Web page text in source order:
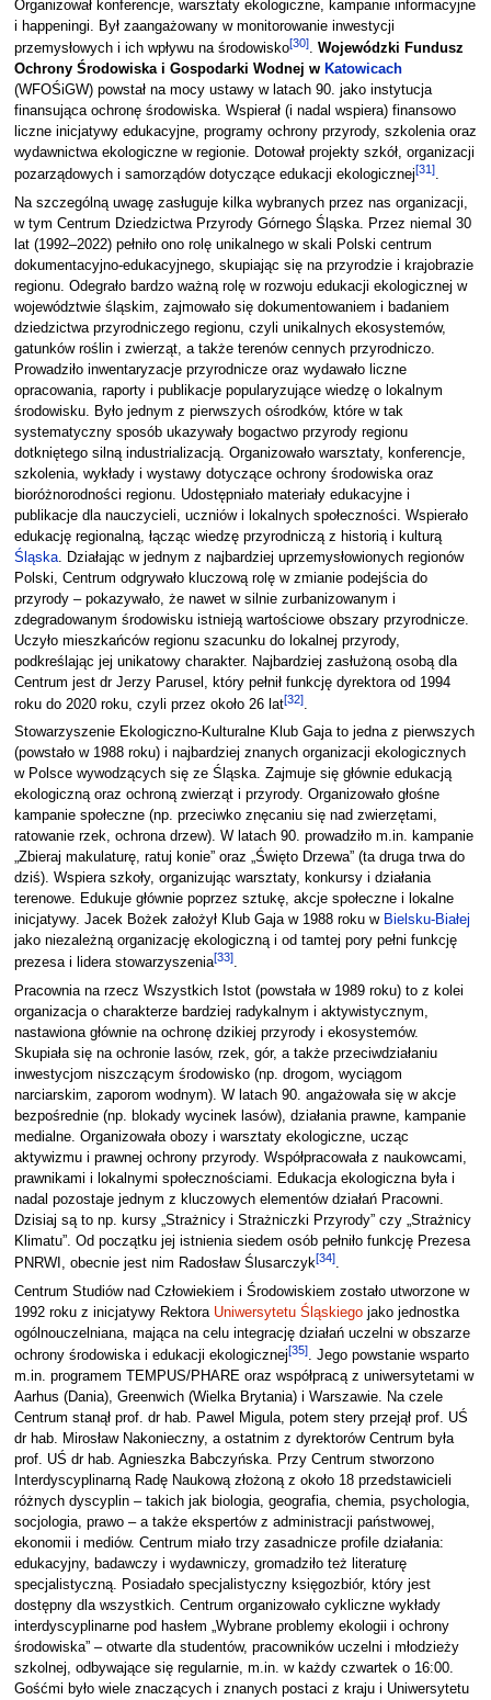
Organizował konferencje, warsztaty ekologiczne, kampanie informacyjne
i happeningi. Był zaangażowany w monitorowanie inwestycji
przemysłowych i ich wpływu na środowisko[30]. Wojewódzki Fundusz
Ochrony Środowiska i Gospodarki Wodnej w Katowicach
(WFOŚiGW) powstał na mocy ustawy w latach 90. jako instytucja
finansująca ochronę środowiska. Wspierał (i nadal wspiera) finansowo
liczne inicjatywy edukacyjne, programy ochrony przyrody, szkolenia oraz
wydawnictwa ekologiczne w regionie. Dotował projekty szkół, organizacji
pozarządowych i samorządów dotyczące edukacji ekologicznej[31 ].
Na szczególną uwagę zasługuje kilka wybranych przez nas organizacji,
w tym Centrum Dziedzictwa Przyrody Górnego Śląska. Przez niemal 30
lat (1992–2022) pełniło ono rolę unikalnego w skali Polski centrum
dokumentacyjno-edukacyjnego, skupiając się na przyrodzie i krajobrazie
regionu. Odegrało bardzo ważną rolę w rozwoju edukacji ekologicznej w
województwie śląskim, zajmowało się dokumentowaniem i badaniem
dziedzictwa przyrodniczego regionu, czyli unikalnych ekosystemów,
gatunków roślin i zwierząt, a także terenów cennych przyrodniczo.
Prowadziło inwentaryzacje przyrodnicze oraz wydawało liczne
opracowania, raporty i publikacje popularyzujące wiedzę o lokalnym
środowisku. Było jednym z pierwszych ośrodków, które w tak
systematyczny sposób ukazywały bogactwo przyrody regionu
dotkniętego silną industrializacją. Organizowało warsztaty, konferencje,
szkolenia, wykłady i wystawy dotyczące ochrony środowiska oraz
bioróżnorodności regionu. Udostępniało materiały edukacyjne i
publikacje dla nauczycieli, uczniów i lokalnych społeczności. Wspierało
edukację regionalną, łącząc wiedzę przyrodniczą z historią i kulturą
Śląska. Działając w jednym z najbardziej uprzemysłowionych regionów
Polski, Centrum odgrywało kluczową rolę w zmianie podejścia do
przyrody – pokazywało, że nawet w silnie zurbanizowanym i
zdegradowanym środowisku istnieją wartościowe obszary przyrodnicze.
Uczyło mieszkańców regionu szacunku do lokalnej przyrody,
podkreślając jej unikatowy charakter. Najbardziej zasłużoną osobą dla
Centrum jest dr Jerzy Parusel, który pełnił funkcję dyrektora od 1994
roku do 2020 roku, czyli przez około 26 lat[32].
Stowarzyszenie Ekologiczno-Kulturalne Klub Gaja to jedna z pierwszych
(powstało w 1988 roku) i najbardziej znanych organizacji ekologicznych
w Polsce wywodzących się ze Śląska. Zajmuje się głównie edukacją
ekologiczną oraz ochroną zwierząt i przyrody. Organizowało głośne
kampanie społeczne (np. przeciwko znęcaniu się nad zwierzętami,
ratowanie rzek, ochrona drzew). W latach 90. prowadziło m.in. kampanie
„Zbieraj makulaturę, ratuj konie” oraz „Święto Drzewa” (ta druga trwa do
dziś). Wspiera szkoły, organizując warsztaty, konkursy i działania
terenowe. Edukuje głównie poprzez sztukę, akcje społeczne i lokalne
inicjatywy. Jacek Bożek założył Klub Gaja w 1988 roku w Bielsku‑Białej
jako niezależną organizację ekologiczną i od tamtej pory pełni funkcję
prezesa i lidera stowarzyszenia[33].
Pracownia na rzecz Wszystkich Istot (powstała w 1989 roku) to z kolei
organizacja o charakterze bardziej radykalnym i aktywistycznym,
nastawiona głównie na ochronę dzikiej przyrody i ekosystemów.
Skupiała się na ochronie lasów, rzek, gór, a także przeciwdziałaniu
inwestycjom niszczącym środowisko (np. drogom, wyciągom
narciarskim, zaporom wodnym). W latach 90. angażowała się w akcje
bezpośrednie (np. blokady wycinek lasów), działania prawne, kampanie
medialne. Organizowała obozy i warsztaty ekologiczne, ucząc
aktywizmu i prawnej ochrony przyrody. Współpracowała z naukowcami,
prawnikami i lokalnymi społecznościami. Edukacja ekologiczna była i
nadal pozostaje jednym z kluczowych elementów działań Pracowni.
Dzisiaj są to np. kursy „Strażnicy i Strażniczki Przyrody” czy „Strażnicy
Klimatu”. Od początku jej istnienia siedem osób pełniło funkcję Prezesa
PNRWI, obecnie jest nim Radosław Ślusarczyk[34].
Centrum Studiów nad Człowiekiem i Środowiskiem zostało utworzone w
1992 roku z inicjatywy Rektora Uniwersytetu Śląskiegojako jednostka
ogólnouczelniana, mająca na celu integrację działań uczelni w obszarze
ochrony środowiska i edukacji ekologicznej[35]. Jego powstanie wsparto
m.in. programem TEMPUS/PHARE oraz współpracą z uniwersytetami w
Aarhus (Dania), Greenwich (Wielka Brytania) i Warszawie. Na czele
Centrum stanął prof. dr hab. Pawel Migula, potem stery przejął prof. UŚ
dr hab. Mirosław Nakonieczny, a ostatnim z dyrektorów Centrum była
prof. UŚ dr hab. Agnieszka Babczyńska. Przy Centrum stworzono
Interdyscyplinarną Radę Naukową złożoną z około 18 przedstawicieli
różnych dyscyplin – takich jak biologia, geografia, chemia, psychologia,
socjologia, prawo – a także ekspertów z administracji państwowej,
ekonomii i mediów. Centrum miało trzy zasadnicze profile działania:
edukacyjny, badawczy i wydawniczy, gromadziło też literaturę
specjalistyczną. Posiadało specjalistyczny księgozbiór, który jest
dostępny dla wszystkich. Centrum organizowało cykliczne wykłady
interdyscyplinarne pod hasłem „Wybrane problemy ekologii i ochrony
środowiska” – otwarte dla studentów, pracowników uczelni i młodzieży
szkolnej, odbywające się regularnie, m.in. w każdy czwartek o 16:00.
Gośćmi było wiele znaczących i znanych postaci z kraju i Uniwersytetu